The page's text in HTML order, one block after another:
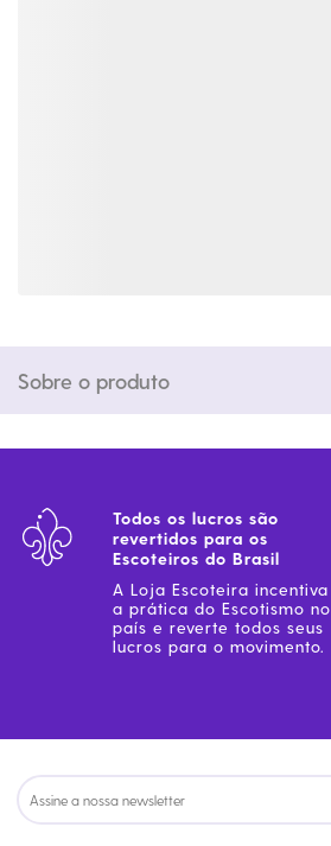
Sobre o produto
Todos os lucros são
revertidos para os
Escoteiros do Brasil
A Loja Escoteira incentiva
a prática do Escotismo no
país e reverte todos seus
lucros para o movimento.